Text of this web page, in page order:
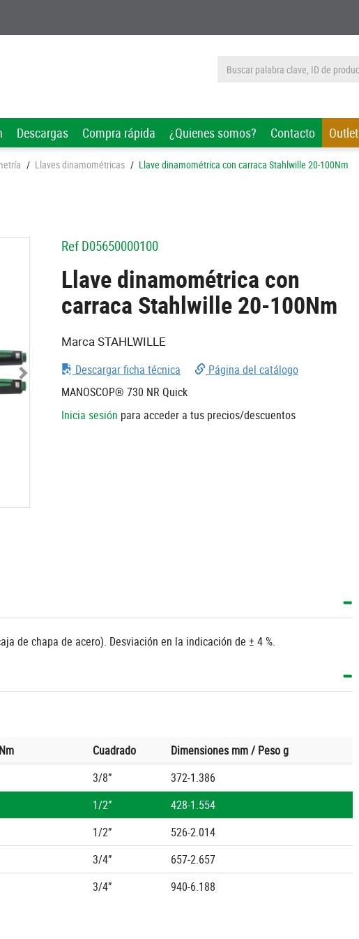
Descargas Compra rápida ¿Quienes somos? Contacto Outlet
/ Llaves dinamométricas / Llave dinamométrica con carraca Stahlwille 20-100Nm
RefD05650000100
Llave dinamométrica con
carraca Stahlwille 20-100Nm
Marca STAHLWILLE
Descargar ficha técnica
Página del catálogo
MANOSCOP® 730 NR Quick
Inicia sesión para acceder a tus precios/descuentos
de chapa de acero). Desviación en la indicación de ± 4 %.
Cuadrado
Dimensiones mm / Peso g
3/8”
372-1.386
1/2”
428-1.554
1/2”
526-2.014
3/4”
657-2.657
3/4” 940-6.188